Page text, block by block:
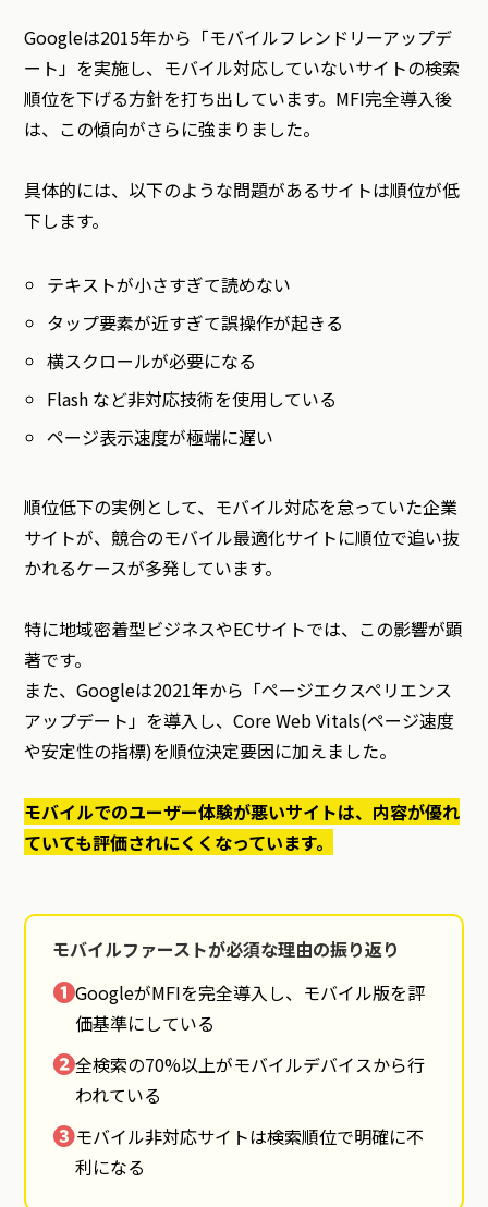
Googleは2015年から「モバイルフレンドリーアップデ
ート」を実施し、モバイル対応していないサイトの検索
順位を下げる方針を打ち出しています。MFI完全導入後
は、この傾向がさらに強まりました。
具体的には、以下のような問題があるサイトは順位が低
下します。
テキストが小さすぎて読めない
タップ要素が近すぎて誤操作が起きる
横スクロールが必要になる
Flash など非対応技術を使用している
ページ表示速度が極端に遅い
順位低下の実例として、モバイル対応を怠っていた企業
サイトが、競合のモバイル最適化サイトに順位で追い抜
かれるケースが多発しています。
特に地域密着型ビジネスやECサイトでは、この影響が顕
著です。
また、Googleは2021年から「ページエクスペリエンス
アップデート」を導入し、Core Web Vitals(ページ速度
や安定性の指標)を順位決定要因に加えました。
モバイルでのユーザー体験が悪いサイトは、内容が優れ
ていても評価されにくくなっています。
モバイルファーストが必須な理由の振り返り
❶GoogleがMFIを完全導入し、モバイル版を評
価基準にしている
❷全検索の70%以上がモバイルデバイスから行
われている
❸モバイル非対応サイトは検索順位で明確に不
利になる